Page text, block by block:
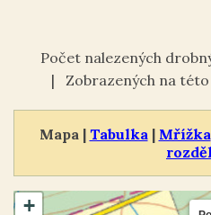
Počet nalezených
| Zobrazených na
Mapa | Tabulka | Mřížka
+